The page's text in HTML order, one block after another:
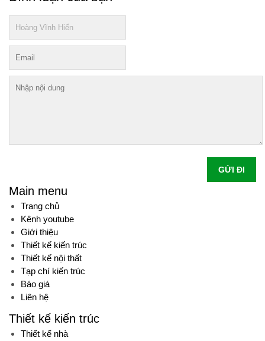
GỬI ĐI
Main menu
Trang chủ
Kênh youtube
Giới thiệu
Thiết kế kiến trúc
Thiết kế nội thất
Tạp chí kiến trúc
Báo giá
Liên hệ
Thiết kế kiến trúc
Thiết kế nhà